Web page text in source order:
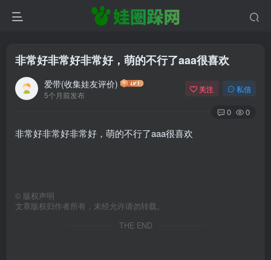
非常好非常好非常好，萌的不行了aaa很喜欢
爱带(收集娃友评价)
5个月前发布
关注 私信
0 0
非常好非常好非常好，萌的不行了aaa很喜欢
© 版权声明
文章版权归作者所有，未经允许请勿转载。
THE END